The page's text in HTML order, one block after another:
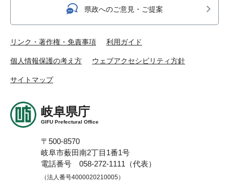
県政へのご意見・ご提案
リンク・著作権・免責事項 利用ガイド
個人情報保護の考え方 ウェブアクセシビリティ方針
サイトマップ
岐阜県庁
GIFU Prefectural Office
〒500-8570
岐阜市薮田南2丁目1番1号
電話番号 058-272-1111（代表）
（法人番号4000020210005）